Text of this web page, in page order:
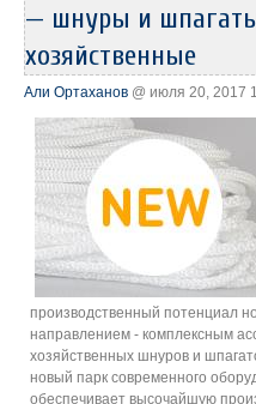
— шнуры и
хозяйственные
Али Ортаханов @ июля 20, 2017
производственный потенциал
направлением - комплексным
хозяйственных шнуров и
новый парк современного
обеспечивает высочайшую